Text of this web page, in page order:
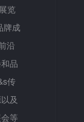
览
牌成
沿
品
传
及
等